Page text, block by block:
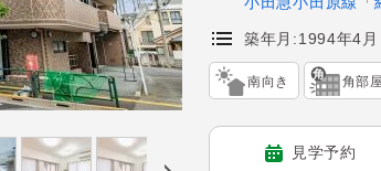
築年月:1994年4月
南向き 角部屋
見学予約